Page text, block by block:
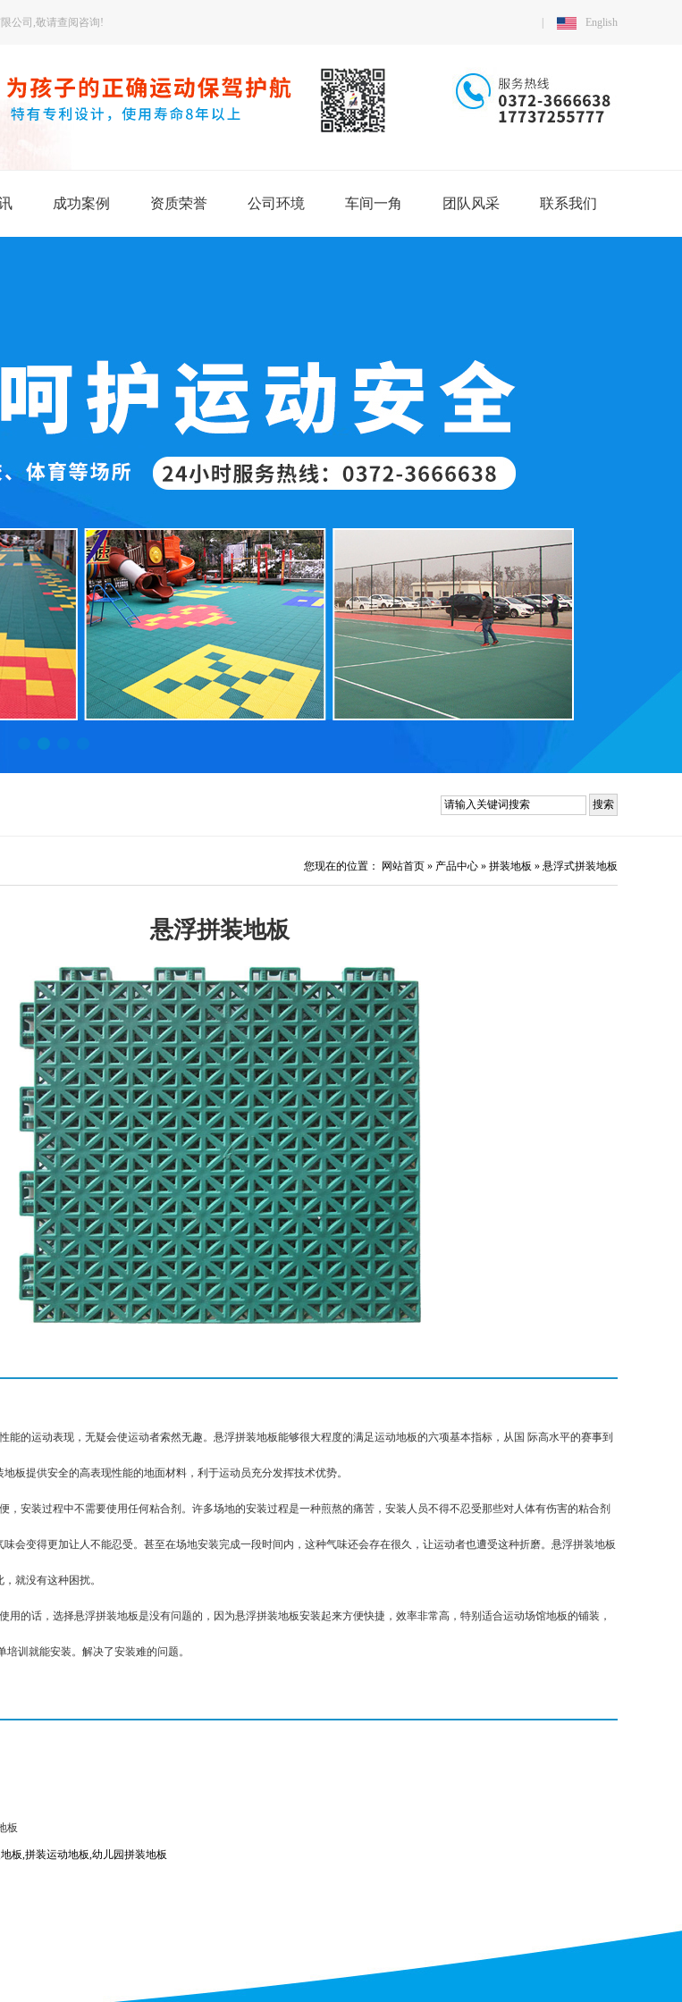
公司,敬请查阅咨询! English
成功案例 资质荣誉 公司环境 车间一角 团队风采 联系我们
您现在的位置： 网站首页 » 产品中心 » 拼装地板 » 悬浮式拼装地板
悬浮拼装地板
的运动表现，无疑会使运动者索然无趣。悬浮拼装地板能够很大程度的满足运动地板的六项基本指标，从国 际高水平的赛事到
板提供安全的高表现性能的地面材料，利于运动员充分发挥技术优势。
安装过程中不需要使用任何粘合剂。许多场地的安装过程是一种煎熬的痛苦，安装人员不得不忍受那些对人体有伤害的粘合剂
会变得更加让人不能忍受。甚至在场地安装完成一段时间内，这种气味还会存在很久，让运动者也遭受这种折磨。悬浮拼装地板
就没有这种困扰。
的话，选择悬浮拼装地板是没有问题的，因为悬浮拼装地板安装起来方便快捷，效率非常高，特别适合运动场馆地板的铺装，
训就能安装。解决了安装难的问题。
板
板,拼装运动地板,幼儿园拼装地板